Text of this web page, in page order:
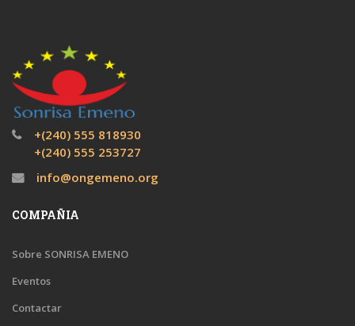
+(240) 555 818930
+(240) 555 253727
info@ongemeno.org
COMPAÑIA
Sobre SONRISA EMENO
Eventos
Contactar